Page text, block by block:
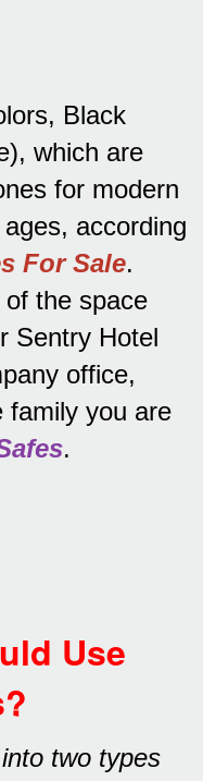
Black
which are
for modern
according
For Sale.
the space
Sentry Hotel
office,
family you are
.
Use
?
two types